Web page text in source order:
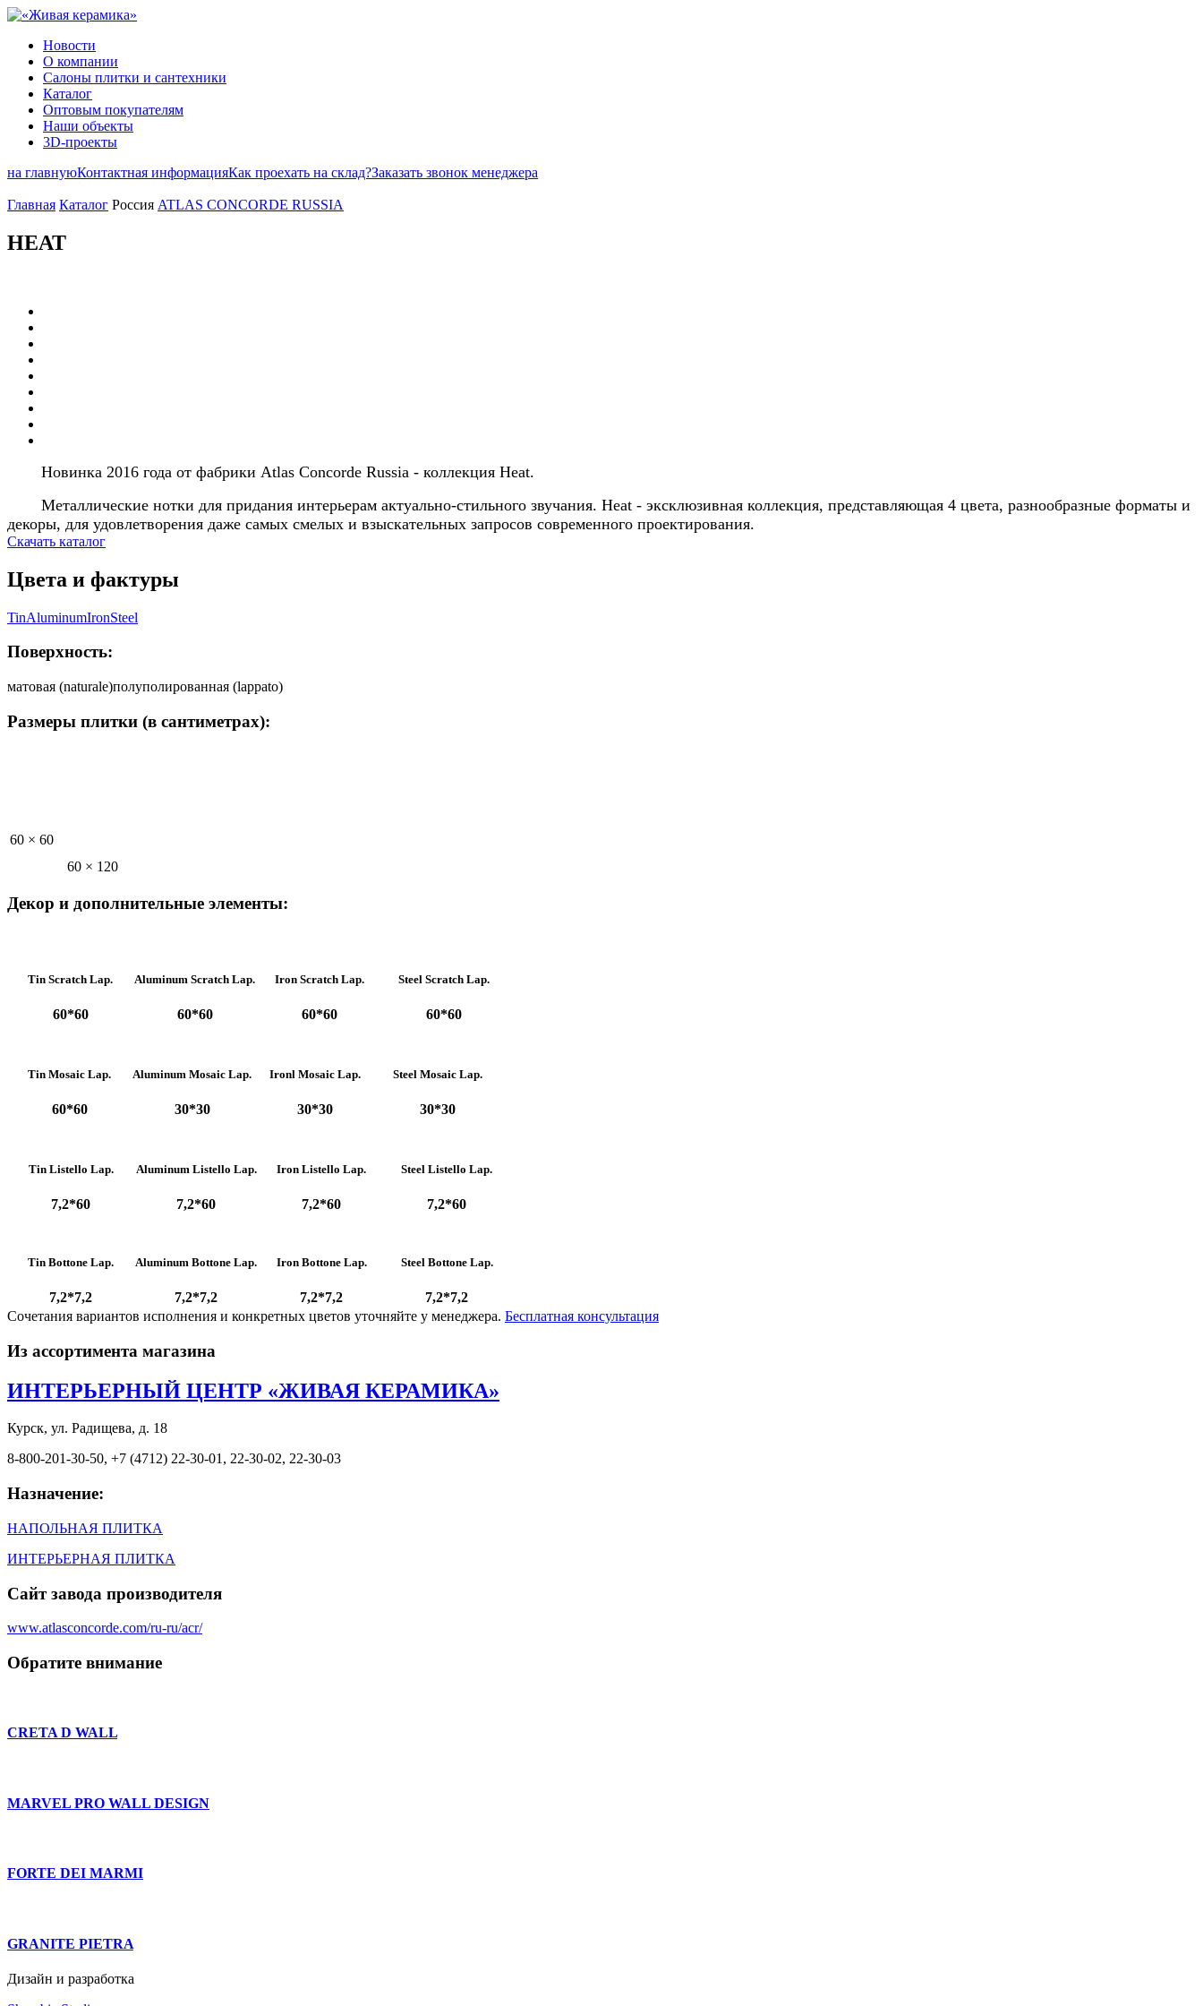
Новости
О компании
Салоны плитки и сантехники
Каталог
Оптовым покупателям
Наши объекты
3D-проекты
на главнуюКонтактная информацияКак проехать на склад?Заказать звонок менеджера
Главная Каталог Россия ATLAS CONCORDE RUSSIA
HEAT
Новинка 2016 года от фабрики Atlas Concorde Russia - коллекция Heat.
Металлические нотки для придания интерьерам актуально-стильного звучания. Heat - эксклюзивная коллекция, представляющая 4 цвета, разнообразные форматы и
декоры, для удовлетворения даже самых смелых и взыскательных запросов современного проектирования.
Скачать каталог
Цвета и фактуры
TinAluminumIronSteel
Поверхность:
матовая (naturale)полуполированная (lappato)
Размеры плитки (в сантиметрах):
60 × 60
60 × 120
Декор и дополнительные элементы:
Tin Scratch Lap.
60*60
Aluminum Scratch Lap.
60*60
Iron Scratch Lap.
60*60
Steel Scratch Lap.
60*60
Tin Mosaic Lap.
60*60
Aluminum Mosaic Lap.
30*30
Ironl Mosaic Lap.
30*30
Steel Mosaic Lap.
30*30
Tin Listello Lap.
7,2*60
Aluminum Listello Lap.
7,2*60
Iron Listello Lap.
7,2*60
Steel Listello Lap.
7,2*60
Tin Bottone Lap.
7,2*7,2
Aluminum Bottone Lap.
7,2*7,2
Iron Bottone Lap.
7,2*7,2
Steel Bottone Lap.
7,2*7,2
Сочетания вариантов исполнения и конкретных цветов уточняйте у менеджера. Бесплатная консультация
Из ассортимента магазина
ИНТЕРЬЕРНЫЙ ЦЕНТР «ЖИВАЯ КЕРАМИКА»
Курск, ул. Радищева, д. 18
8-800-201-30-50, +7 (4712) 22-30-01, 22-30-02, 22-30-03
Назначение:
НАПОЛЬНАЯ ПЛИТКА
ИНТЕРЬЕРНАЯ ПЛИТКА
Сайт завода производителя
www.atlasconcorde.com/ru-ru/acr/
Обратите внимание
CRETA D WALL
MARVEL PRO WALL DESIGN
FORTE DEI MARMI
GRANITE PIETRA
Дизайн и разработка